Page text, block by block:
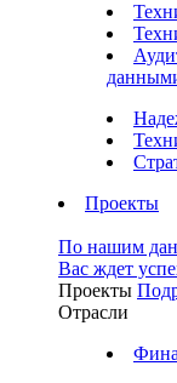
Проекты
По нашим
Вас ждет
Проекты
Отрасли